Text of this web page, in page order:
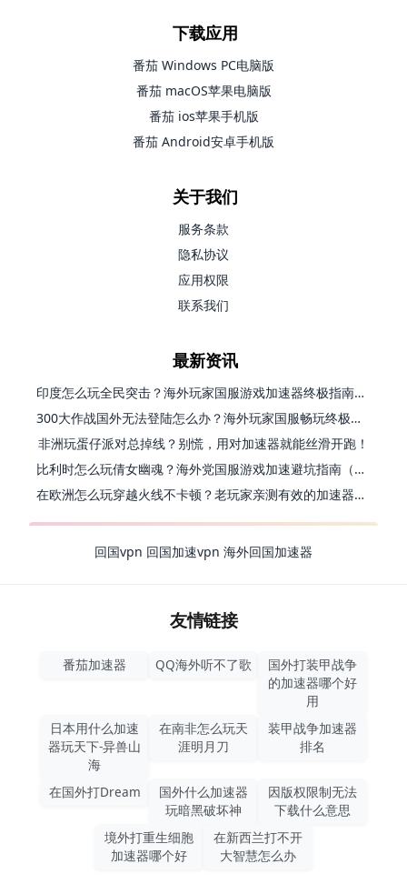
下载应用
番茄 Windows PC电脑版
番茄 macOS苹果电脑版
番茄 ios苹果手机版
番茄 Android安卓手机版
关于我们
服务条款
隐私协议
应用权限
联系我们
最新资讯
印度怎么玩全民突击？海外玩家国服游戏加速器终极指南（附原神延迟优化+精灵之境加速器选择）
300大作战国外无法登陆怎么办？海外玩家国服畅玩终极指南（附实测推荐）
非洲玩蛋仔派对总掉线？别慌，用对加速器就能丝滑开跑！
比利时怎么玩倩女幽魂？海外党国服游戏加速避坑指南（附实测推荐）
在欧洲怎么玩穿越火线不卡顿？老玩家亲测有效的加速器选择指南
回国vpn 回国加速vpn 海外回国加速器
友情链接
番茄加速器 QQ海外听不了歌
国外打装甲战争
的加速器哪个好
用
日本用什么加速
器玩天下-异兽山
海
在南非怎么玩天
涯明月刀
装甲战争加速器
排名
在国外打Dream
国外什么加速器
玩暗黑破坏神
因版权限制无法
下载什么意思
境外打重生细胞
加速器哪个好
在新西兰打不开
大智慧怎么办